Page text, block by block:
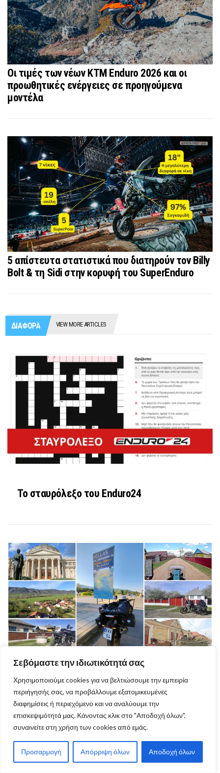
Σεβόμαστε την ιδιωτικότητά σας
Χρησιμοποιούμε cookies για να βελτιώσουμε την εμπειρία
περιήγησής σας, να προβάλλουμε εξατομικευμένες
διαφημίσεις ή περιεχόμενο και να αναλύουμε την
επισκεψιμότητά μας. Κάνοντας κλικ στο "Αποδοχή όλων",
συναινείτε στη χρήση των cookies από εμάς.
Προσαρμογή Απόρριψη όλων Αποδοχή όλων
Οι τιμές των νέων KTM Enduro 2026 και οι
προωθητικές ενέργειες σε προηγούμενα
μοντέλα
5 απίστευτα στατιστικά που διατηρούν τον Billy
Bolt & τη Sidi στην κορυφή του SuperEnduro
ΔΙΑΦΟΡΑ VIEW MORE ARTICLES
Το σταυρόλεξο του Enduro24
Στην εμπόλεμη ζώνη με KOVE 800X PRO |
ΛΕΥΚΟΡΩΣΙΑ – ΟΥΚΡΑΝΙΑ 2026 (ΣΤ’ μέρος)